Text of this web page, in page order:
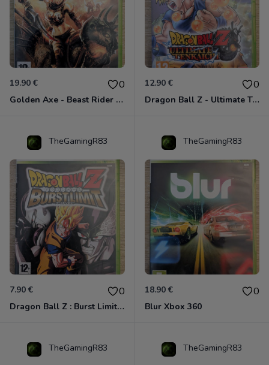
19.90 € 0
Golden Axe - Beast Rider Xbox 360
12.90 € 0
Dragon Ball Z - Ultimate Tenkaichi Xbox 360
TheGamingR83
7.90 € 0
Dragon Ball Z : Burst Limit Xbox 360
TheGamingR83
18.90 € 0
Blur Xbox 360
TheGamingR83 TheGamingR83